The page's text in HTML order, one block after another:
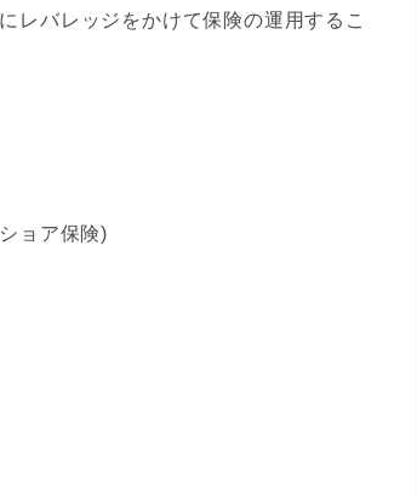
レバレッジをかけて保険の運用するこ
ョア保険)